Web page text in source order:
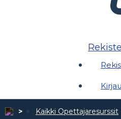
Kaikki Opettajaresurssit